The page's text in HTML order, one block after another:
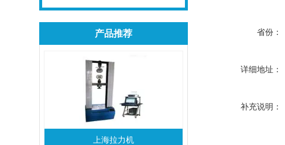
产品推荐
上海拉力机
省份：
详细地址：
补充说明：